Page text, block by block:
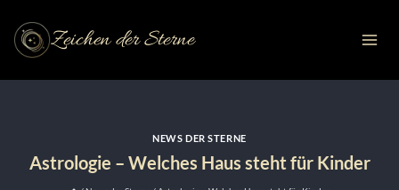
Inhalt
springenZeichen der Sterne
NEWS DER STERNE
Astrologie – Welches Haus steht für Kinder